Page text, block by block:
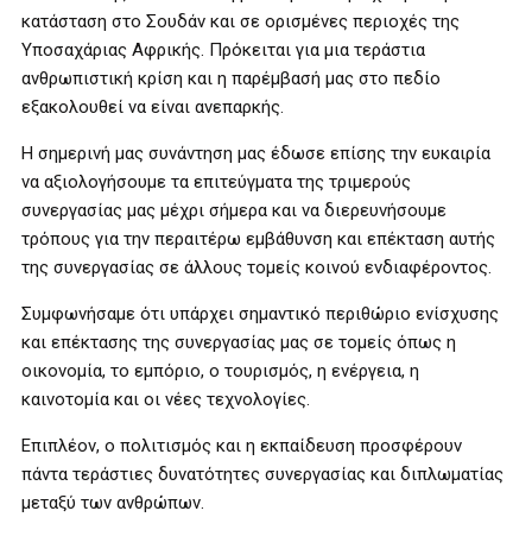
κατάσταση στο Σουδάν και σε ορισμένες περιοχές της
Υποσαχάριας Αφρικής. Πρόκειται για μια τεράστια
ανθρωπιστική κρίση και η παρέμβασή μας στο πεδίο
εξακολουθεί να είναι ανεπαρκής.
Η σημερινή μας συνάντηση μας έδωσε επίσης την ευκαιρία
να αξιολογήσουμε τα επιτεύγματα της τριμερούς
συνεργασίας μας μέχρι σήμερα και να διερευνήσουμε
τρόπους για την περαιτέρω εμβάθυνση και επέκταση αυτής
της συνεργασίας σε άλλους τομείς κοινού ενδιαφέροντος.
Συμφωνήσαμε ότι υπάρχει σημαντικό περιθώριο ενίσχυσης
και επέκτασης της συνεργασίας μας σε τομείς όπως η
οικονομία, το εμπόριο, ο τουρισμός, η ενέργεια, η
καινοτομία και οι νέες τεχνολογίες.
Επιπλέον, ο πολιτισμός και η εκπαίδευση προσφέρουν
πάντα τεράστιες δυνατότητες συνεργασίας και διπλωματίας
μεταξύ των ανθρώπων.